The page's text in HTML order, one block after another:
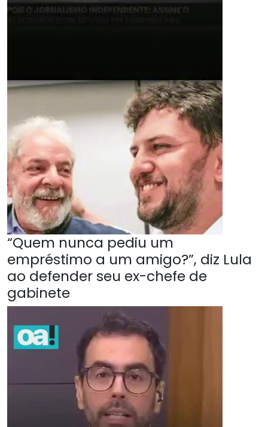
“Quem nunca pediu um
empréstimo a um amigo?”, diz Lula
ao defender seu ex-chefe de
gabinete